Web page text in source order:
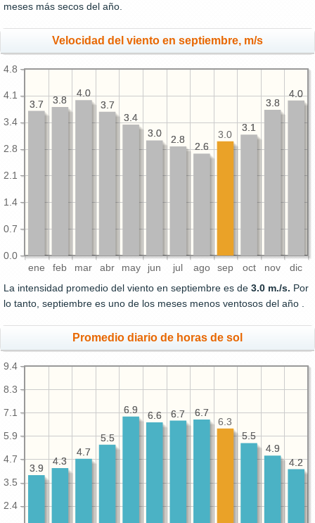
meses más secos del año.
Velocidad del viento en septiembre, m/s
ene feb mar abr may jun jul ago sep oct nov dic
0.0
0.7
1.4
2.1
2.8
3.4
4.1
4.8
4.0
3.8
3.1
2.6
2.8
3.0
3.4
3.7
4.0
3.8
3.7
4.0
3.8
3.1
3.0
2.6
2.8
3.0
3.4
3.7
4.0
3.8
3.7
La intensidad promedio del viento en septiembre es de 3.0 m./s. Por
lo tanto, septiembre es uno de los meses menos ventosos del año .
Promedio diario de horas de sol
2.4
3.5
4.7
5.9
7.1
8.3
9.4
4.2
4.9
5.5
6.7
6.7
6.6
6.9
5.5
4.7
4.3
3.9
4.2
4.9
5.5
6.3
6.7
6.7
6.6
6.9
5.5
4.7
4.3
3.9